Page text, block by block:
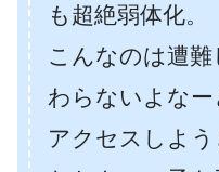
も超絶弱体化。
こんなのは遭
わらないよなー
アクセスしよう